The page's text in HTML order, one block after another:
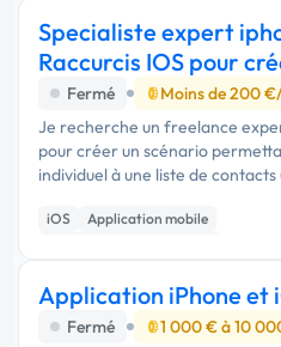
Specialiste expert
Raccurcis IOS pour
scenario
Fermé Moins de 200
Je recherche un freelance
pour créer un scénario
individuel à une liste de
Objectifs : Envoi du même
iOS
Application mobile
Application iPhone et
Fermé
1 000 € à 10